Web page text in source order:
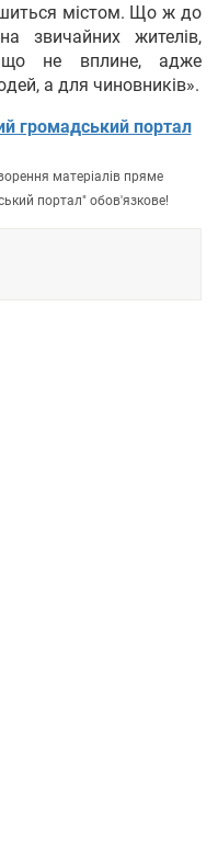
містом. Що ж до
звичайних жителів,
що не вплине, адже
а для чиновників».
громадський портал
матеріалів пряме
портал" обов'язкове!